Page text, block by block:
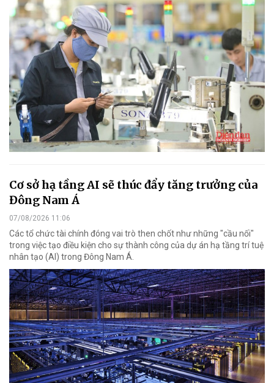
Cơ sở hạ tầng AI sẽ thúc đẩy tăng trưởng của
Đông Nam Á
07/08/2026 11:06
Các tổ chức tài chính đóng vai trò then chốt như những "cầu nối"
trong việc tạo điều kiện cho sự thành công của dự án hạ tầng trí tuệ
nhân tạo (AI) trong Đông Nam Á.